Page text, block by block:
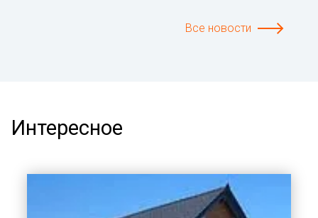
Все новости
Интересное